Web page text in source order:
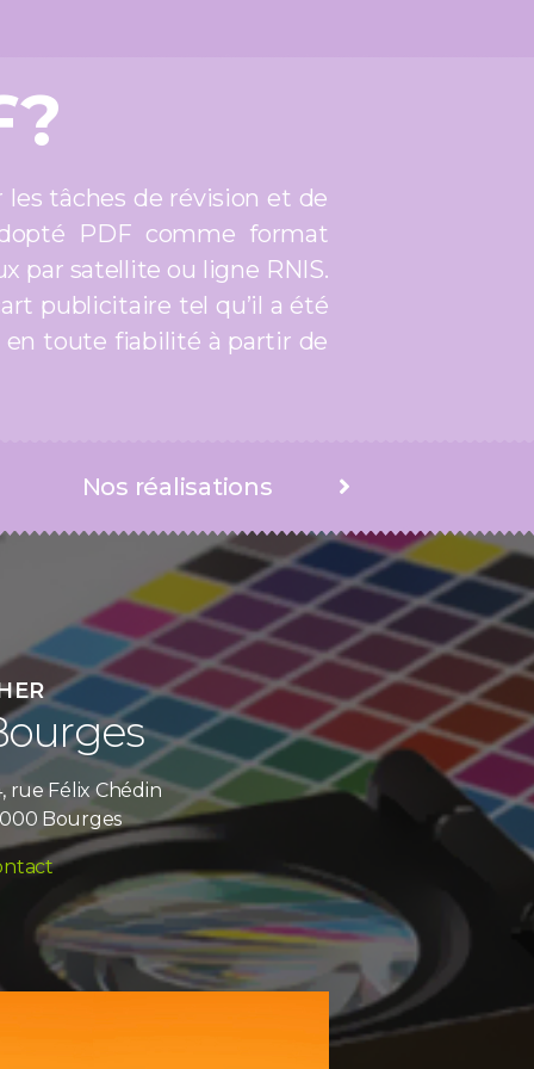
tâches de révision et de
PDF comme format
par satellite ou ligne RNIS.
publicitaire tel qu’il a été
toute fiabilité à partir de
Nos réalisations
rue Félix Chédin
Bourges